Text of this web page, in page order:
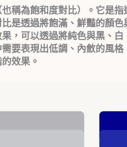
稱為飽和度對比）。它是
是透過將飽滿、鮮豔的顏
，可以透過將純色與黑、
要表現出低調、內斂的風
效果。